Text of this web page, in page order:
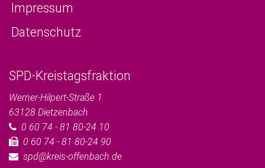
Impressum
Datenschutz
SPD-Kreistagsfraktion
Werner-Hilpert-Straße 1
63128 Dietzenbach
0 60 74 - 81 80-24 10
0 60 74 - 81 80-24 90
spd@kreis-offenbach.de